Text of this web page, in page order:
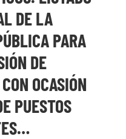
DE LA
PARA
DE
OCASIÓN
PUESTOS